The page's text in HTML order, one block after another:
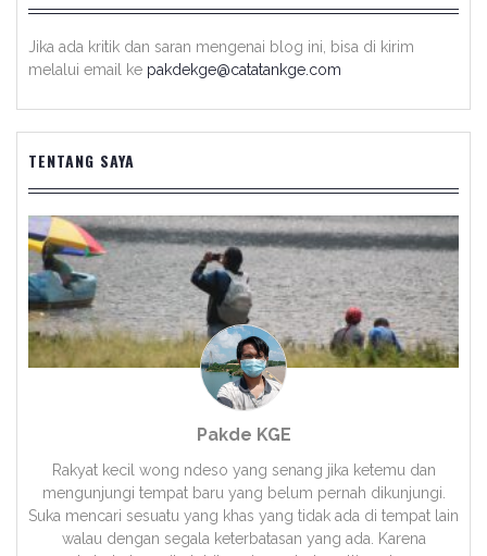
Jika ada kritik dan saran mengenai blog ini, bisa di kirim
melalui email ke pakdekge@catatankge.com
TENTANG SAYA
Pakde KGE
Rakyat kecil wong ndeso yang senang jika ketemu dan
mengunjungi tempat baru yang belum pernah dikunjungi.
Suka mencari sesuatu yang khas yang tidak ada di tempat lain
walau dengan segala keterbatasan yang ada. Karena